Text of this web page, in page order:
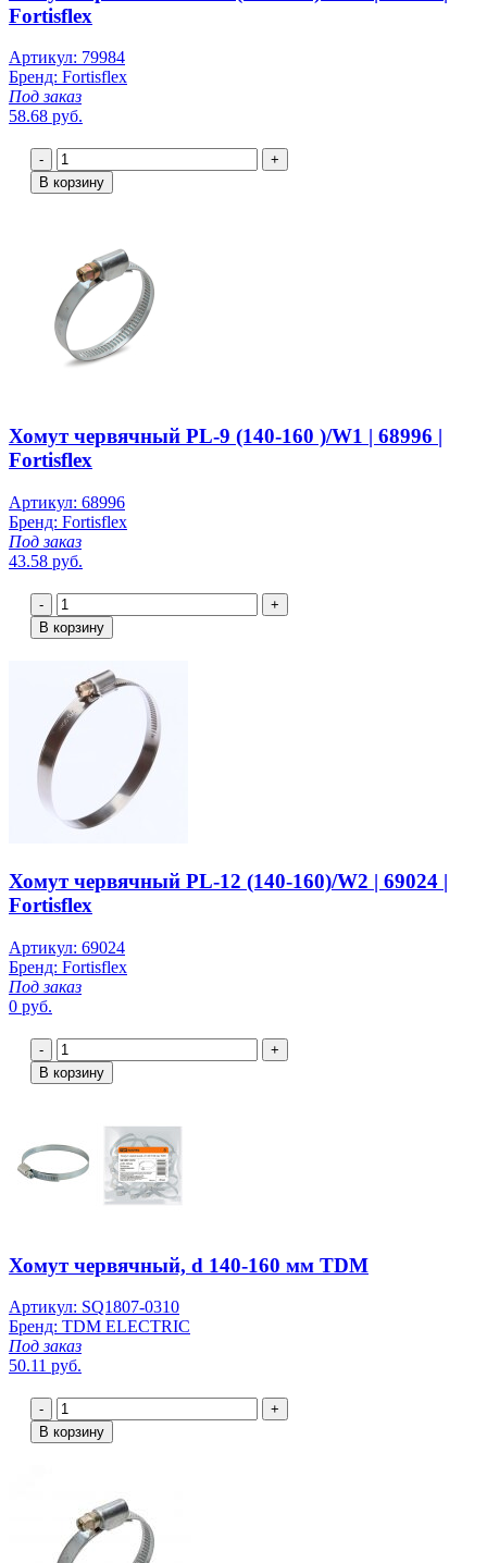
Fortisflex
Артикул: 79984
Бренд: Fortisflex
Под заказ
58.68 руб.
-
+
В корзину
Хомут червячный PL-9 (140-160 )/W1 | 68996 |
Fortisflex
Артикул: 68996
Бренд: Fortisflex
Под заказ
43.58 руб.
-
+
В корзину
Хомут червячный PL-12 (140-160)/W2 | 69024 |
Fortisflex
Артикул: 69024
Бренд: Fortisflex
Под заказ
0 руб.
-
+
В корзину
Хомут червячный, d 140-160 мм TDM
Артикул: SQ1807-0310
Бренд: TDM ELECTRIC
Под заказ
50.11 руб.
-
+
В корзину